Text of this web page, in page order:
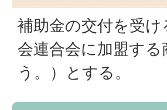
補助金の交付を受
会連合会に加盟す
う。）とする。